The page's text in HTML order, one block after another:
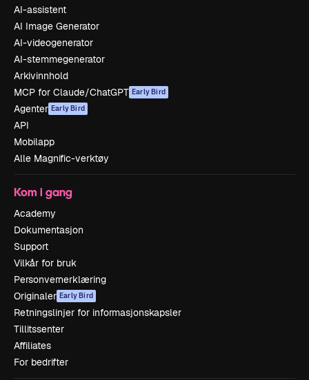
AI-assistent
AI Image Generator
AI-videogenerator
AI-stemmegenerator
Arkivinnhold
MCP for Claude/ChatGPT Early Bird
Agenter Early Bird
API
Mobilapp
Alle Magnific-verktøy
Kom i gang
Academy
Dokumentasjon
Support
Vilkår for bruk
Personvernerklæring
Originaler Early Bird
Retningslinjer for informasjonskapsler
Tillitssenter
Affiliates
For bedrifter